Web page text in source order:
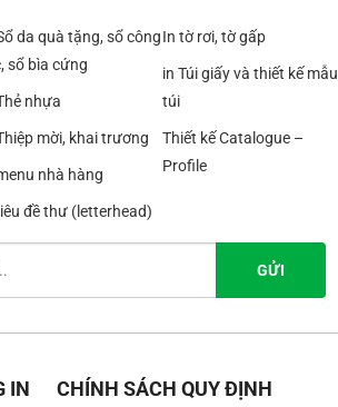
da quà tặng, sổ công
sổ bìa cứng
nhựa
mời, khai trương
nhà hàng
đề thư (letterhead)
In tờ rơi, tờ gấp
in Túi giấy và thiết kế mẫu
túi
Thiết kế Catalogue –
Profile
IN
CHÍNH SÁCH QUY ĐỊNH